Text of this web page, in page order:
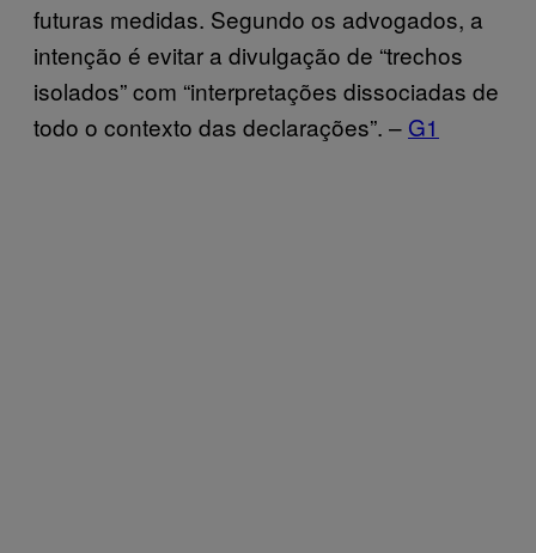
futuras medidas. Segundo os advogados, a
intenção é evitar a divulgação de “trechos
isolados” com “interpretações dissociadas de
todo o contexto das declarações”. – G1